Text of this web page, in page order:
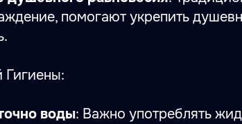
помогают укрепить
Гигиены:
воды: Важно употреблять